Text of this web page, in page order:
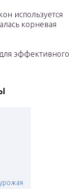
используется
корневая
эффективного